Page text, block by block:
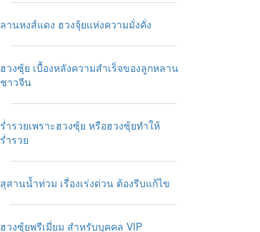
ลานหงส์แดง ฮวงจุ้ยแห่งความมั่งคั่ง
ฮวงซุ้ย เบื้องหลังความสำเร็จของลูกหลาน
ชาวจีน
ร่ำรวยเพราะฮวงซุ้ย หรือฮวงซุ้ยทำให้
ร่ำรวย
สุสานน้ำท่วม เรื่องเร่งด่วน ต้องรีบแก้ไข
ฮวงซุ้ยพรีเมี่ยม สำหรับบุคคล VIP